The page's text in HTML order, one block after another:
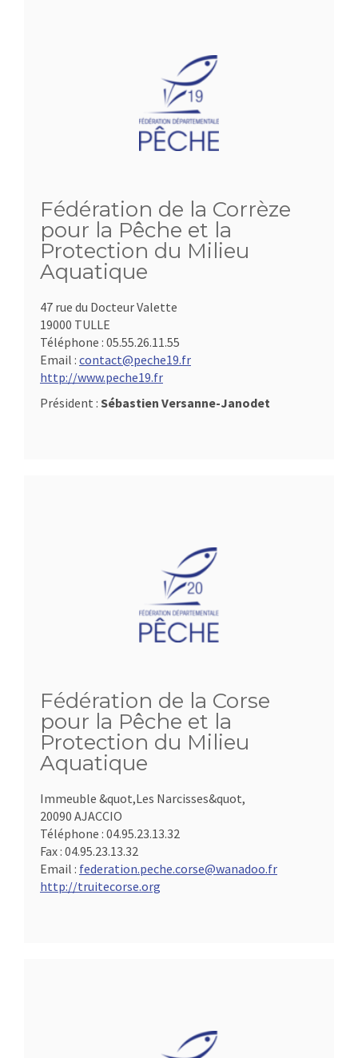
Fédération de la Corrèze
pour la Pêche et la
Protection du Milieu
Aquatique
47 rue du Docteur Valette
19000 TULLE
Téléphone : 05.55.26.11.55
Email : contact@peche19.fr
http://www.peche19.fr
Président : Sébastien Versanne-Janodet
Fédération de la Corse
pour la Pêche et la
Protection du Milieu
Aquatique
Immeuble &quot,Les Narcisses&quot,
20090 AJACCIO
Téléphone : 04.95.23.13.32
Fax : 04.95.23.13.32
Email : federation.peche.corse@wanadoo.fr
http://truitecorse.org